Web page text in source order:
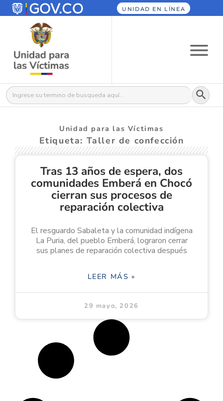
UNIDAD EN LÍNEA
Buscar: Botón
Unidad para las Víctimas
Etiqueta: Taller de confección
Tras 13 años de espera, dos
comunidades Emberá en Chocó
cierran sus procesos de
reparación colectiva
El resguardo Sabaleta y la comunidad indígena
La Puria, del pueblo Emberá, lograron cerrar
sus planes de reparación colectiva después
LEER MÁS »
29 mayo, 2026